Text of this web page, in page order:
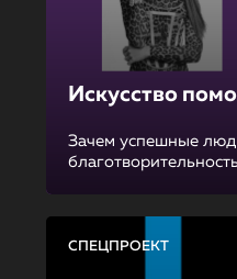
Искусство
Зачем успешные
СПЕЦПРОЕКТ